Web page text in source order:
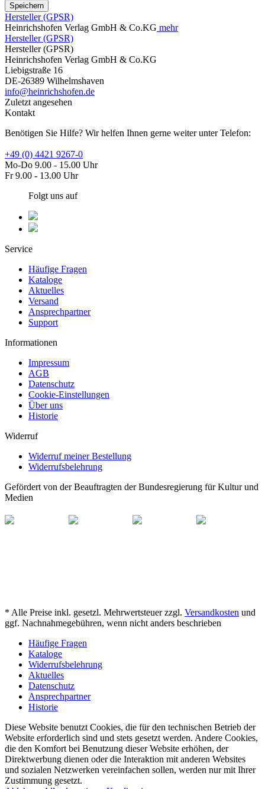
Speichern
Hersteller (GPSR)
Heinrichshofen Verlag GmbH & Co.KG mehr
Hersteller (GPSR)
Hersteller (GPSR)
Heinrichshofen Verlag GmbH & Co.KG
Liebigstraße 16
DE-26389 Wilhelmshaven
info@heinrichshofen.de
Zuletzt angesehen
Kontakt
Benötigen Sie Hilfe? Wir helfen Ihnen gerne weiter unter Telefon:
+49 (0) 4421 9267-0
Mo-Do 9.00 - 15.00 Uhr
Fr 9.00 - 13.00 Uhr
Folgt uns auf
Service
Häufige Fragen
Kataloge
Aktuelles
Versand
Ansprechpartner
Support
Informationen
Impressum
AGB
Datenschutz
Cookie-Einstellungen
Über uns
Historie
Widerruf
Widerruf meiner Bestellung
Widerrufsbelehrung
Gefördert von der Beauftragten der Bundesregierung für Kultur und
Medien
* Alle Preise inkl. gesetzl. Mehrwertsteuer zzgl. Versandkosten und
ggf. Nachnahmegebühren, wenn nicht anders beschrieben
Häufige Fragen
Kataloge
Widerrufsbelehrung
Aktuelles
Datenschutz
Ansprechpartner
Historie
Diese Website benutzt Cookies, die für den technischen Betrieb der
Website erforderlich sind und stets gesetzt werden. Andere Cookies,
die den Komfort bei Benutzung dieser Website erhöhen, der
Direktwerbung dienen oder die Interaktion mit anderen Websites
und sozialen Netzwerken vereinfachen sollen, werden nur mit Ihrer
Zustimmung gesetzt.